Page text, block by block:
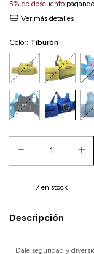
5% de descuento
Ver más detalles
Color: Tiburón
7en stock
Descripción
Dale seguridad y